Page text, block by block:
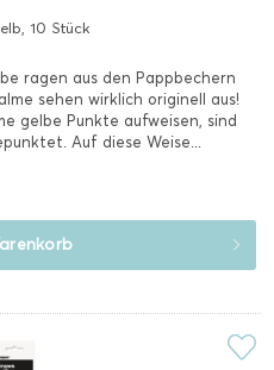
10 Stück
ragen aus den Pappbechern
sehen wirklich originell aus!
gelbe Punkte aufweisen, sind
Auf diese Weise...